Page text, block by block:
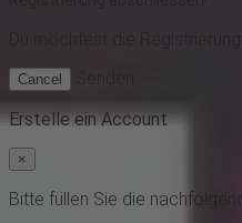
die
Cancel
Erstelle ein Account
×
Bitte füllen Sie die